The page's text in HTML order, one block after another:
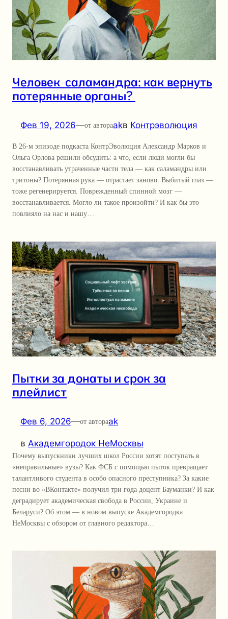
Человек-саламандра: как вернуть
потерянные органы?
Фев 19, 2026—от автораakв Контрэволюция
В 26-м эпизоде подкаста КонтрЭволюция Александр Марков и
Ольга Орлова решили обсудить: а что, если люди могли бы
восстанавливать утраченные части тела — как саламандры или
тритоны? Потерянная рука — отрастает заново. Выбитый глаз —
тоже регенерируется. Поврежденный спинной мозг —
восстанавливается. Могло ли такое произойти? И как бы это
повлияло на нас и нашу…
Пытки за донаты и срок за
плейлист
Фев 6, 2026—от автораak
в Академгородок НеМосквы
Почему выпускники лучших школ России хотят поступать в
«неправильные» вузы? Как ФСБ с помощью пыток превращает
талантливого студента в особо опасного преступника? За какие
песни во «ВКонтакте» получил три года доцент Бауманки? И как
деградирует академическая свобода в России, Украине и
Беларуси? Об этом — в новом выпуске Академгородка
НеМосквы с обзором от главного редактора…